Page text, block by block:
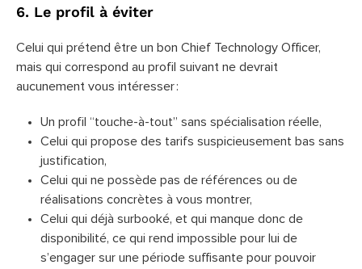
6. Le profil à éviter
Celui qui prétend être un bon Chief Technology Officer,
mais qui correspond au profil suivant ne devrait
aucunement vous intéresser :
Un profil “touche-à-tout” sans spécialisation réelle,
Celui qui propose des tarifs suspicieusement bas sans
justification,
Celui qui ne possède pas de références ou de
réalisations concrètes à vous montrer,
Celui qui déjà surbooké, et qui manque donc de
disponibilité, ce qui rend impossible pour lui de
s’engager sur une période suffisante pour pouvoir